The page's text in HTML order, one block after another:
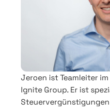
Jeroen ist Teamleiter
Ignite Group. Er ist
Steuervergünstigungen